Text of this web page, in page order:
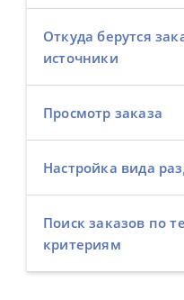
Откуда берутся
источники
Просмотр заказа
Настройка вида
Поиск заказов по
критериям